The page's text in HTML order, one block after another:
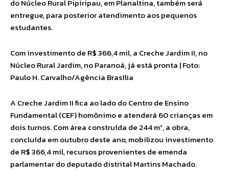
do Núcleo Rural Pipiripau, em Planaltina, também será
entregue, para posterior atendimento aos pequenos
estudantes.
Com investimento de R$ 366,4 mil, a Creche Jardim II, no
Núcleo Rural Jardim, no Paranoá, já está pronta | Foto:
Paulo H. Carvalho/Agência Brasília
A Creche Jardim II fica ao lado do Centro de Ensino
Fundamental (CEF) homônimo e atenderá 60 crianças em
dois turnos. Com área construída de 244 m², a obra,
concluída em outubro deste ano, mobilizou investimento
de R$ 366,4 mil, recursos provenientes de emenda
parlamentar do deputado distrital Martins Machado.